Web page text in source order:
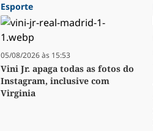
Esporte
05/08/2026 às 15:53
Vini Jr. apaga todas as fotos do
Instagram, inclusive com
Virginia